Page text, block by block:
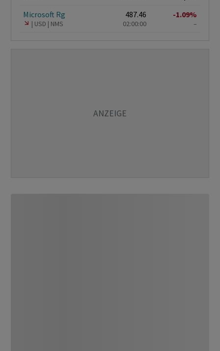
Microsoft Rg
USD NMS
487.46
02:00:00
-1.09%
–